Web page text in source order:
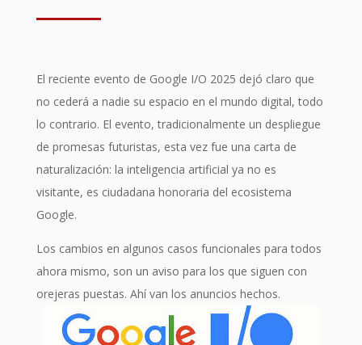
El reciente evento de Google I/O 2025 dejó claro que
no cederá a nadie su espacio en el mundo digital, todo
lo contrario. El evento, tradicionalmente un despliegue
de promesas futuristas, esta vez fue una carta de
naturalización: la inteligencia artificial ya no es
visitante, es ciudadana honoraria del ecosistema
Google.
Los cambios en algunos casos funcionales para todos
ahora mismo, son un aviso para los que siguen con
orejeras puestas. Ahí van los anuncios hechos.